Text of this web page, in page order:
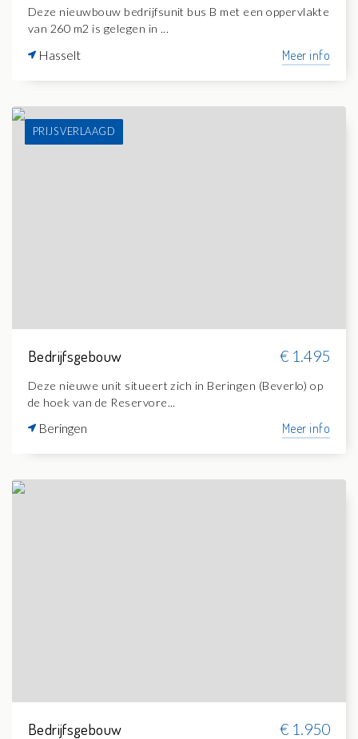
Deze nieuwbouw bedrijfsunit bus B met een oppervlakte
van 260 m2 is gelegen in ...
Hasselt Meer info
PRIJS VERLAAGD
Bedrijfsgebouw € 1.495
Deze nieuwe unit situeert zich in Beringen (Beverlo) op
de hoek van de Reservore...
Beringen Meer info
Bedrijfsgebouw € 1.950